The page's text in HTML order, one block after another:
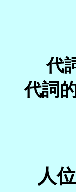
代
代詞
人